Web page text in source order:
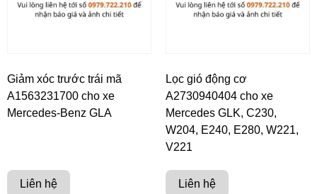
Giảm xóc trước trái mã
A1563231700 cho xe
Mercedes-Benz GLA
Liên hệ
Lọc gió động cơ
A2730940404 cho xe
Mercedes GLK, C230,
W204, E240, E280, W221,
V221
Liên hệ